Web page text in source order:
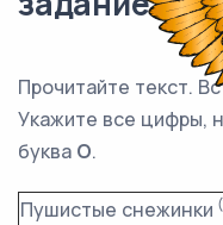
Прочитайте текст.
Укажите все цифры,
буква О.
Пушистые снежинки